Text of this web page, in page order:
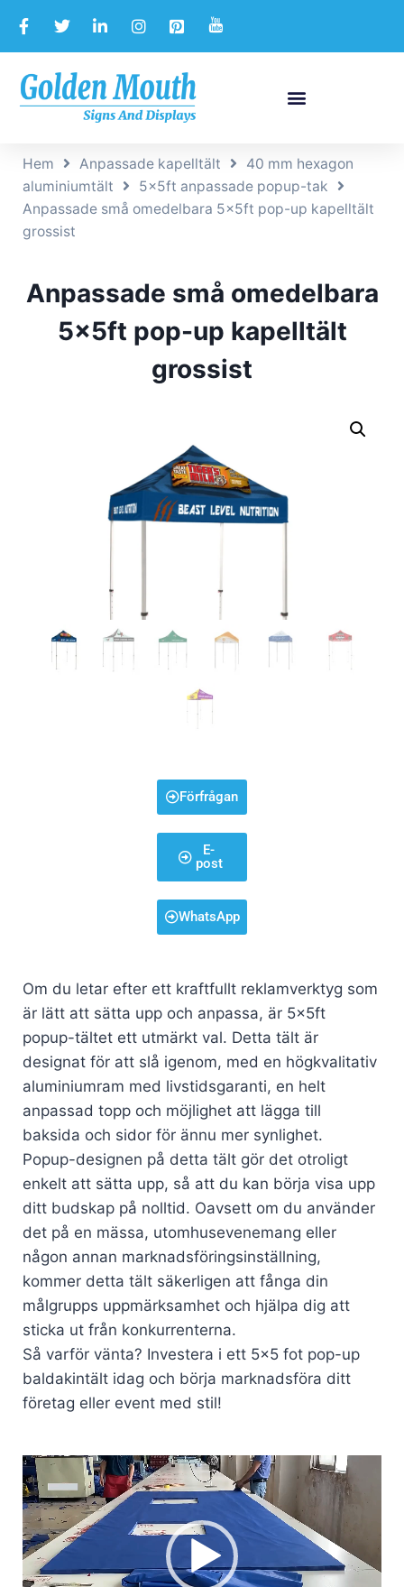
Hem Anpassade kapelltält
40 mm hexagon
aluminiumtält
5x5ft anpassade popup-tak
Anpassade små omedelbara 5x5ft pop-up kapelltält
grossist
Anpassade små omedelbara
5x5ft pop-up kapelltält
grossist
Förfrågan
E-
post
WhatsApp
Om du letar efter ett kraftfullt reklamverktyg som
är lätt att sätta upp och anpassa, är 5x5ft
popup-tältet ett utmärkt val. Detta tält är
designat för att slå igenom, med en högkvalitativ
aluminiumram med livstidsgaranti, en helt
anpassad topp och möjlighet att lägga till
baksida och sidor för ännu mer synlighet.
Popup-designen på detta tält gör det otroligt
enkelt att sätta upp, så att du kan börja visa upp
ditt budskap på nolltid. Oavsett om du använder
det på en mässa, utomhusevenemang eller
någon annan marknadsföringsinställning,
kommer detta tält säkerligen att fånga din
målgrupps uppmärksamhet och hjälpa dig att
sticka ut från konkurrenterna.
Så varför vänta? Investera i ett 5x5 fot pop-up
baldakintält idag och börja marknadsföra ditt
företag eller event med stil!
Videospelare